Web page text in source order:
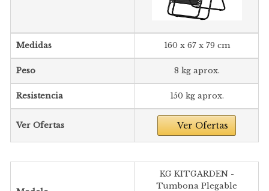
Medidas 160 x 67 x 79 cm
Peso 8 kg aprox.
Resistencia 150 kg aprox.
Ver Ofertas Ver Ofertas
KG KITGARDEN -
Tumbona Plegable